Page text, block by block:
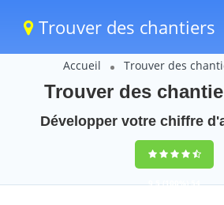
Trouver des chantiers
Accueil Trouver des
Trouver des
Développer votre chiffre
9,5(100%)54